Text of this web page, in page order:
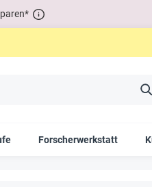
Forscherwerkstatt